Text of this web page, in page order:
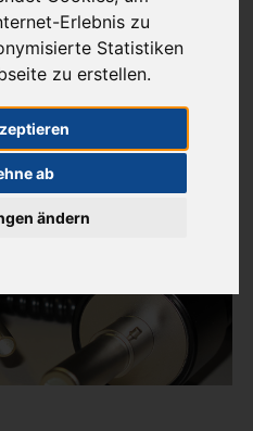
Erlebnis zu
Statistiken
zu erstellen.
ab
ändern